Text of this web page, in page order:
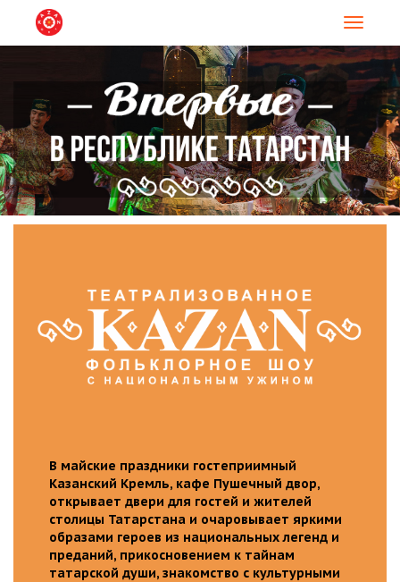
В майские праздники гостеприимный
Казанский Кремль, кафе Пушечный двор,
открывает двери для гостей и жителей
столицы Татарстана и очаровывает яркими
образами героев из национальных легенд и
преданий, прикосновением к тайнам
татарской души, знакомство с культурными